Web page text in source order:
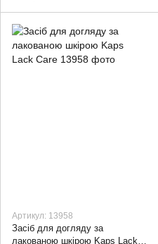
Артикул: 13958
Засіб для догляду за
лакованою шкірою Kaps Lack